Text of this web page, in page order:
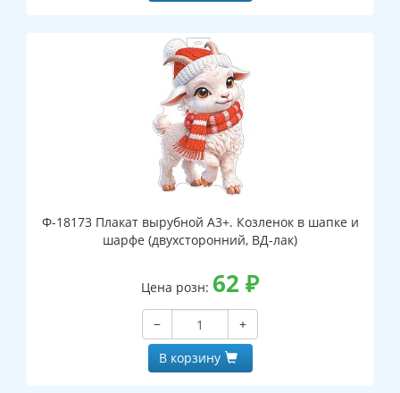
Ф-18173 Плакат вырубной А3+. Козленок в шапке и
шарфе (двухсторонний, ВД-лак)
Цена розн: 62 ₽
−
+
В корзину